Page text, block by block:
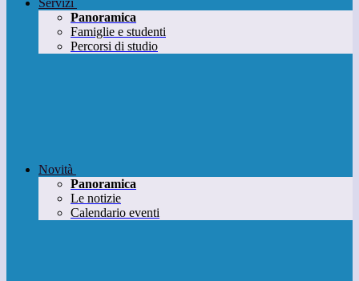
Servizi
Panoramica
Famiglie e studenti
Percorsi di studio
Novità
Panoramica
Le notizie
Calendario eventi